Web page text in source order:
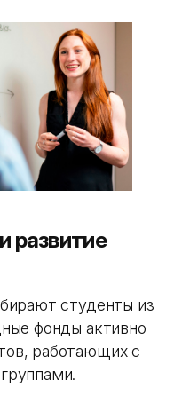
развитие
студенты из
фонды активно
работающих с